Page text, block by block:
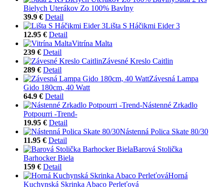
Bielych Uterákov Zo 100% Bavlny
39.9 € Detail
Lišta S Háčikmi Eider 3
12.95 € Detail
Vitrína Malta
239 € Detail
Závesné Kreslo Caitlin
289 € Detail
Závesná Lampa
Gido 180cm, 40 Watt
64.9 € Detail
Nástenné Zrkadlo
Potpourri -Trend-
19.95 € Detail
Nástenná Polica Skate 80/30
11.95 € Detail
Barová Stolička
Barhocker Biela
159 € Detail
Horná
Kuchynská Skrinka Abaco Perleťová